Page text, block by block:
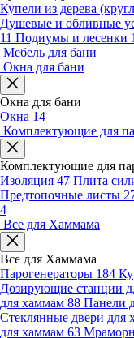
Купели из дерева
Душевые и обливные
11 Подиумы и лесенки
Мебель для бани
Окна для бани
Окна для бани
Окна 14
Комплектующие для
Комплектующие для
Изоляция 47 Плита
Предтопочные листы
4
Все для Хаммама
Все для Хаммама
Парогенераторы 184
Дозирующие станции
для хаммам 88 Панели
Стеклянные двери для
для хаммам 63